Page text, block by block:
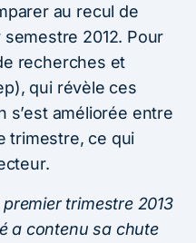
au recul de
2012. Pour
recherches et
qui révèle ces
s’est améliorée entre
trimestre, ce qui
trimestre 2013
a contenu sa chute